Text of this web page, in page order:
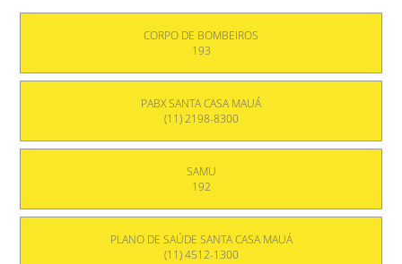
CORPO DE BOMBEIROS
193
PABX SANTA CASA MAUÁ
(11) 2198-8300
SAMU
192
PLANO DE SAÚDE SANTA CASA MAUÁ
(11) 4512-1300